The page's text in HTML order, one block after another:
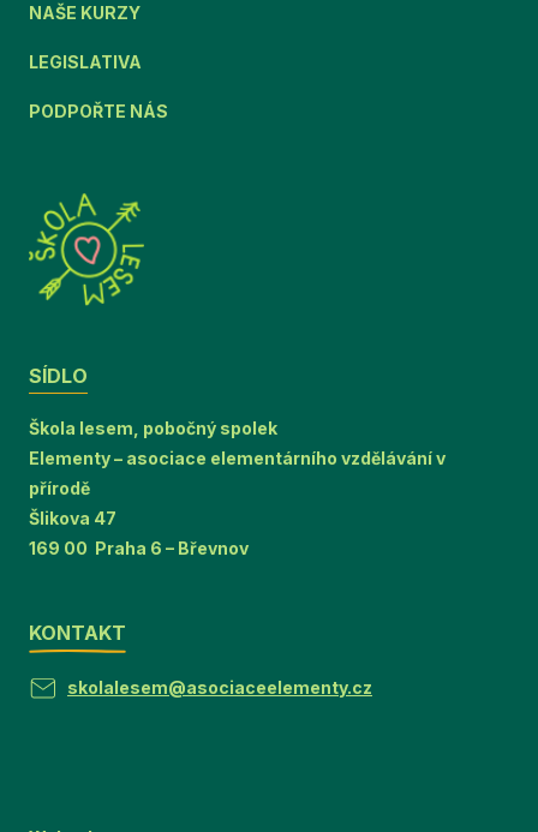
NAŠE KURZY
LEGISLATIVA
PODPOŘTE NÁS
SÍDLO
Škola lesem, pobočný spolek
Elementy – asociace elementárního vzdělávání v
přírodě
Šlikova 47
169 00 Praha 6 – Břevnov
KONTAKT
skolalesem@asociaceelementy.cz